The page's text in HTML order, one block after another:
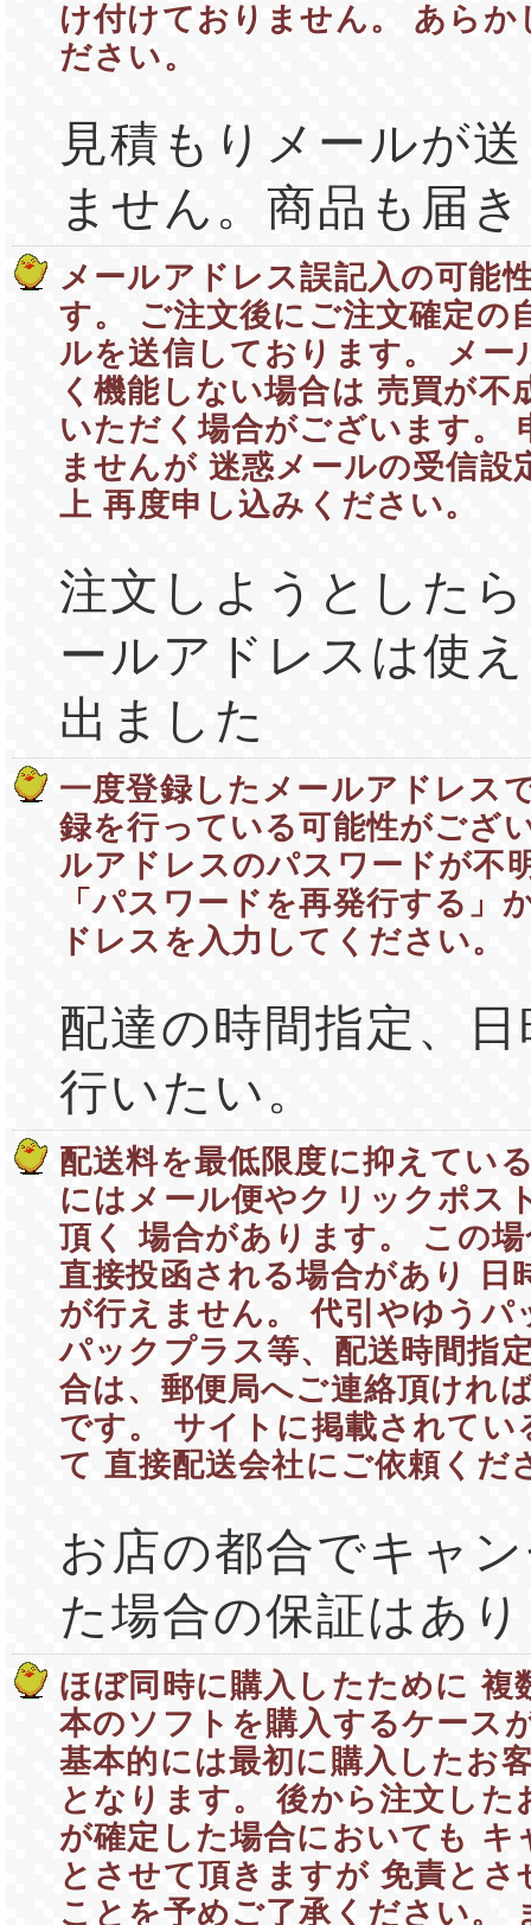
け付けておりません。 あらか
ださい。
見積もりメールが
ません。商品も届
メールアドレス誤記入の可能
す。 ご注文後にご注文確定の
ルを送信しております。 メー
く機能しない場合は 売買が不
いただく場合がございます。
ませんが 迷惑メールの受信設
上 再度申し込みください。
注文しようとした
ールアドレスは使
出ました
一度登録したメールアドレス
録を行っている可能性がござ
ルアドレスのパスワードが不
「パスワードを再発行する」
ドレスを入力してください。
配達の時間指定、
行いたい。
配送料を最低限度に抑えてい
にはメール便やクリックポス
頂く 場合があります。 この
直接投函される場合があり 日
が行えません。 代引やゆうパ
パックプラス等、配送時間指
合は、郵便局へご連絡頂けれ
です。 サイトに掲載されてい
て 直接配送会社にご依頼くだ
お店の都合でキャ
た場合の保証はあ
ほぼ同時に購入したために 複
本のソフトを購入するケース
基本的には最初に購入したお
となります。 後から注文した
が確定した場合においても キ
とさせて頂きますが 免責とさ
ことを予めご了承ください。